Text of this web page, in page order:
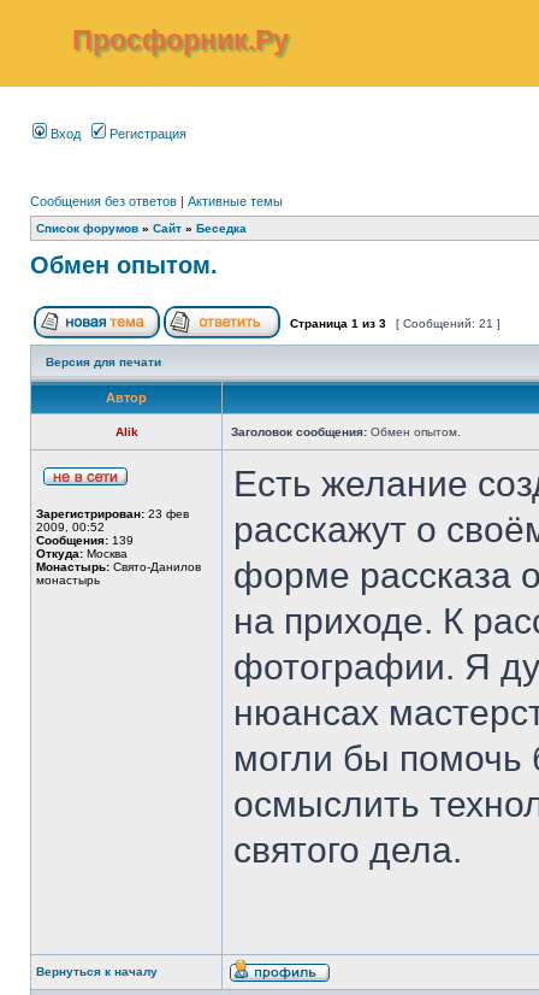
Просфорник.Ру
Вход Регистрация
Сообщения без ответов | Активные темы
Список форумов » Сайт » Беседка
Обмен опытом.
Страница 1 из 3 [ Сообщений: 21 ]
Версия для печати
Автор
Alik Заголовок сообщения: Обмен опытом.
Зарегистрирован: 23 фев
2009, 00:52
Сообщения: 139
Откуда: Москва
Монастырь: Свято-Данилов
монастырь
Есть желание
расскажут о
форме рассказа
на приходе. К
фотографии. Я
нюансах
могли бы помочь
осмыслить
святого дела.
Вернуться к началу